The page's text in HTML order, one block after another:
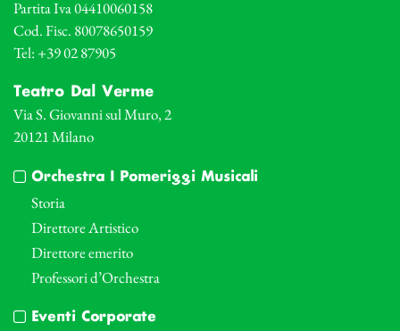
Partita Iva 04410060158
Cod. Fisc. 80078650159
Tel: +39 02 87905
Teatro Dal Verme
Via S. Giovanni sul Muro, 2
20121 Milano
Orchestra I Pomeriggi Musicali
Storia
Direttore Artistico
Direttore emerito
Professori d’Orchestra
Eventi Corporate